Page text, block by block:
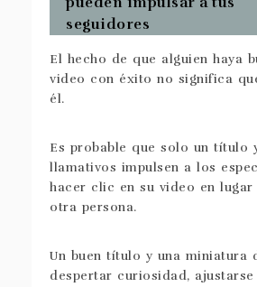
seguidores
El hecho de que alguien haya
video con éxito no significa
él.
Es probable que solo un título
llamativos impulsen a los
hacer clic en su video en lugar
otra persona.
Un buen título y una miniatura
despertar curiosidad,